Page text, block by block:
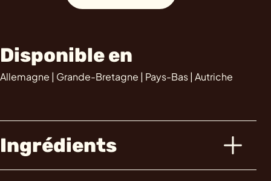
Disponible en
Allemagne | Grande-Bretagne | Pays-Bas | Autriche
Ingrédients